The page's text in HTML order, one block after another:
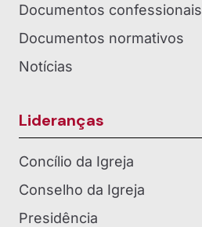
Documentos confessionais
Documentos normativos
Notícias
Lideranças
Concílio da Igreja
Conselho da Igreja
Presidência